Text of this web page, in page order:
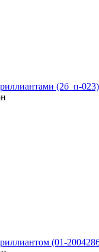
(2б_п-023)
(01-